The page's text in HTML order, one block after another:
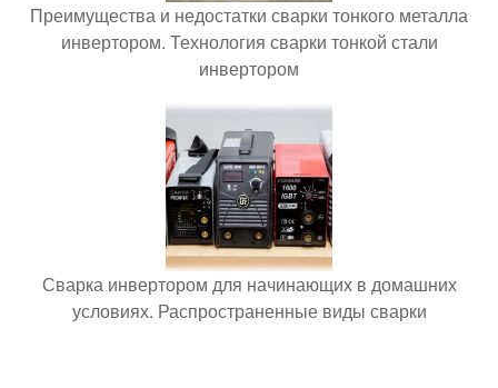
Преимущества и недостатки сварки тонкого металла
инвертором. Технология сварки тонкой стали
инвертором
Сварка инвертором для начинающих в домашних
условиях. Распространенные виды сварки